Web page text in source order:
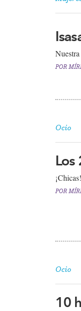
POR
Ocio
Los
POR
Ocio
10